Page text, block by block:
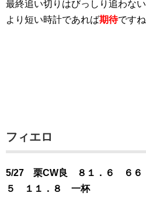
最終追い切りはびっしり追わな
より短い時計であれば期待ですね
フィエロ
5/27 栗CW良 ８１．６ ６６
５ １１．８ 一杯